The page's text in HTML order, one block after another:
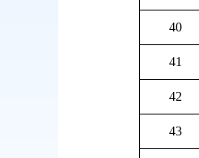
40
41
42
43